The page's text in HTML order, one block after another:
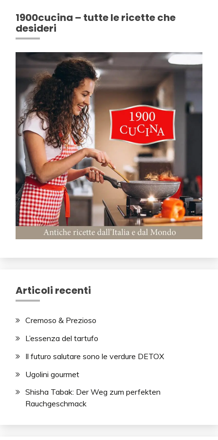
1900cucina – tutte le ricette che
desideri
Articoli recenti
Cremoso & Prezioso
L’essenza del tartufo
Il futuro salutare sono le verdure DETOX
Ugolini gourmet
Shisha Tabak: Der Weg zum perfekten
Rauchgeschmack